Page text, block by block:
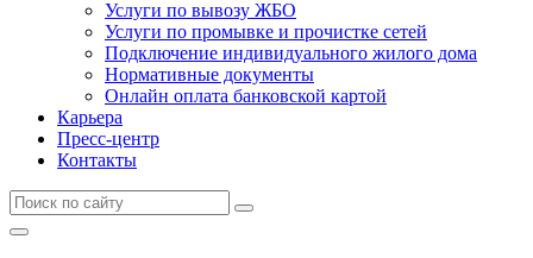
Услуги по вывозу ЖБО
Услуги по промывке и прочистке сетей
Подключение индивидуального жилого дома
Нормативные документы
Онлайн оплата банковской картой
Карьера
Пресс-центр
Контакты